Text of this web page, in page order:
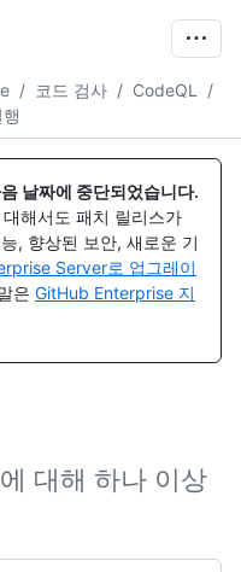
/ 코드 검사 / CodeQL
/
날짜에 중단되었습니다.
해서도 패치 릴리스가
, 향상된 보안, 새로운 기
Server로 업그레이
은 GitHub Enterprise 지
대해 하나 이상